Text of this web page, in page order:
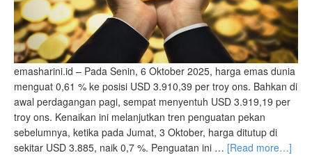
emasharini.id – Pada Senin, 6 Oktober 2025, harga emas dunia
menguat 0,61 % ke posisi USD 3.910,39 per troy ons. Bahkan di
awal perdagangan pagi, sempat menyentuh USD 3.919,19 per
troy ons. Kenaikan ini melanjutkan tren penguatan pekan
sebelumnya, ketika pada Jumat, 3 Oktober, harga ditutup di
sekitar USD 3.885, naik 0,7 %. Penguatan ini … [Read more…]